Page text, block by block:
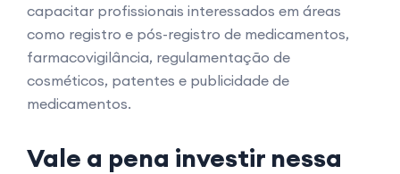
capacitar profissionais interessados em áreas
como registro e pós-registro de medicamentos,
farmacovigilância, regulamentação de
cosméticos, patentes e publicidade de
medicamentos.
Vale a pena investir nessa